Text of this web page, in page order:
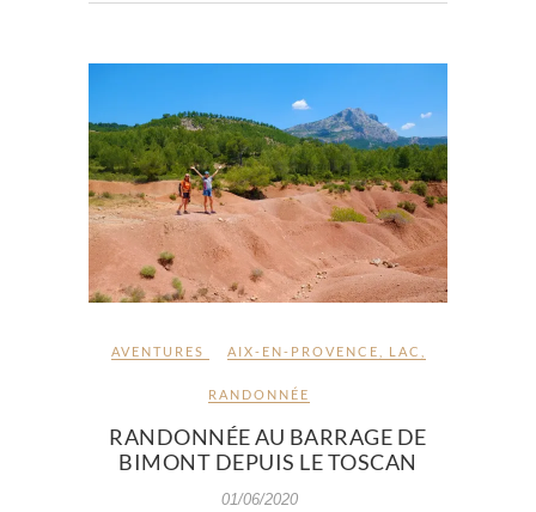
AVENTURES AIX-EN-PROVENCE LAC
RANDONNÉE
RANDONNÉE AU BARRAGE DE
BIMONT DEPUIS LE TOSCAN
01/06/2020